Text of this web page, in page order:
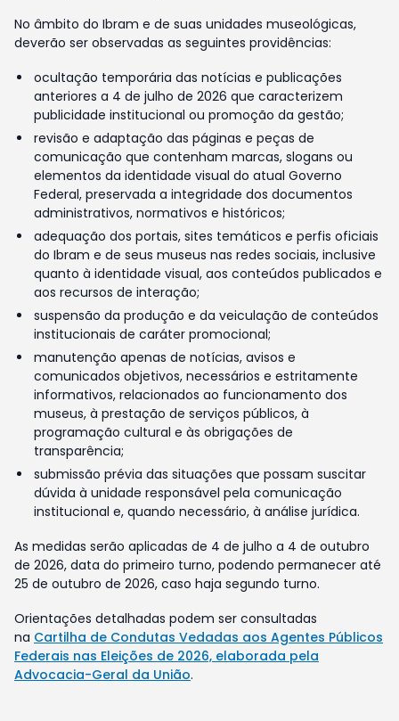
No âmbito do Ibram e de suas unidades museológicas,
deverão ser observadas as seguintes providências:
ocultação temporária das notícias e publicações
anteriores a 4 de julho de 2026 que caracterizem
publicidade institucional ou promoção da gestão;
revisão e adaptação das páginas e peças de
comunicação que contenham marcas, slogans ou
elementos da identidade visual do atual Governo
Federal, preservada a integridade dos documentos
administrativos, normativos e históricos;
adequação dos portais, sites temáticos e perfis oficiais
do Ibram e de seus museus nas redes sociais, inclusive
quanto à identidade visual, aos conteúdos publicados e
aos recursos de interação;
suspensão da produção e da veiculação de conteúdos
institucionais de caráter promocional;
manutenção apenas de notícias, avisos e
comunicados objetivos, necessários e estritamente
informativos, relacionados ao funcionamento dos
museus, à prestação de serviços públicos, à
programação cultural e às obrigações de
transparência;
submissão prévia das situações que possam suscitar
dúvida à unidade responsável pela comunicação
institucional e, quando necessário, à análise jurídica.
As medidas serão aplicadas de 4 de julho a 4 de outubro
de 2026, data do primeiro turno, podendo permanecer até
25 de outubro de 2026, caso haja segundo turno.
Orientações detalhadas podem ser consultadas
na Cartilha de Condutas Vedadas aos Agentes Públicos
Federais nas Eleições de 2026, elaborada pela
Advocacia-Geral da União.